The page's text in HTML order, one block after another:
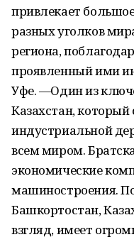
привлекает
разных уголков
региона,
проявленный ими
Уфе. —Один из
Казахстан,
индустриальной
всем миром.
экономические
машиностроения.
Башкортостан,
взгляд, имеет